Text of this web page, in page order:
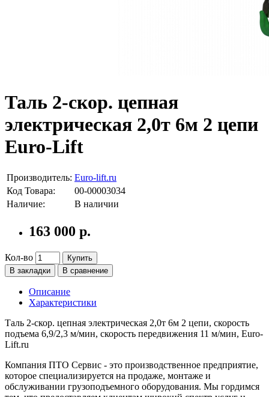
Таль 2-скор. цепная
электрическая 2,0т 6м 2 цепи
Euro-Lift
Производитель: Euro-lift.ru
Код Товара:
00-00003034
Наличие:
В наличии
163 000 р.
Кол-во
Купить
В закладки
В сравнение
Описание
Характеристики
Таль 2-скор. цепная электрическая 2,0т 6м 2 цепи, скорость
подъема 6,9/2,3 м/мин, скорость передвижения 11 м/мин, Euro-
Lift.ru
Компания ПТО Сервис - это производственное предприятие,
которое специализируется на продаже, монтаже и
обслуживании грузоподъемного оборудования. Мы гордимся